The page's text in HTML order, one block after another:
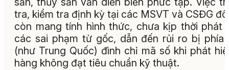
tra, kiểm tra định kỳ tại các MSVT và CSĐG
còn mang tính hình thức, chưa kịp thời phát
các sai phạm từ gốc, dẫn đến rủi ro bị phía
(như Trung Quốc) đình chỉ mã số khi phát
hàng không đạt tiêu chuẩn kỹ thuật.